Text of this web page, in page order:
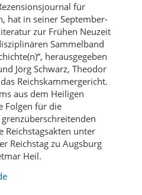
für
hat in seiner September-
zur Frühen Neuzeit
Sammelband
herausgegeben
Jörg Schwarz, Theodor
Reichskammergericht.
aus dem Heiligen
Folgen für die
Reichstagsakten unter
Reichstag zu Augsburg
Heil.